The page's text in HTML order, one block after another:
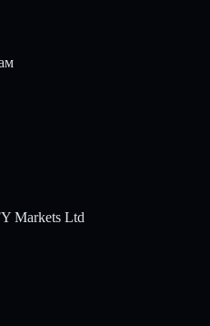
Markets Ltd